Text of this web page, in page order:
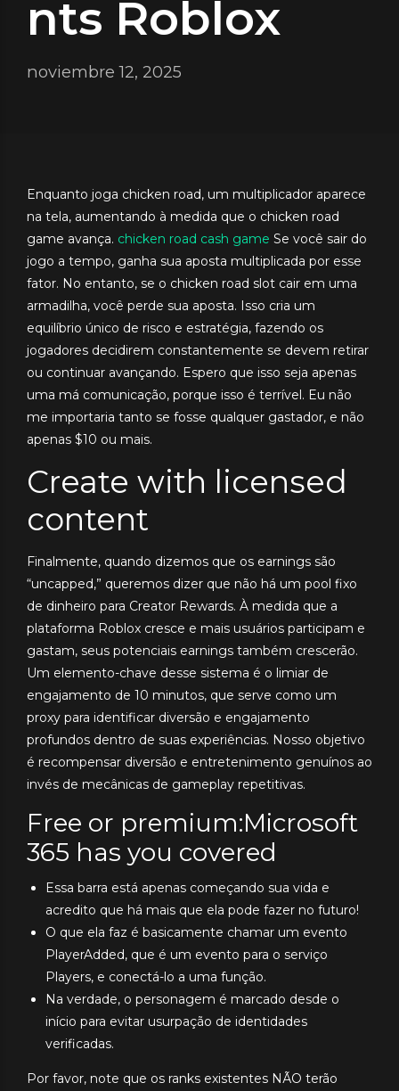
nts Roblox
noviembre 12, 2025
Enquanto joga chicken road, um multiplicador aparece
na tela, aumentando à medida que o chicken road
game avança. chicken road cash game Se você sair do
jogo a tempo, ganha sua aposta multiplicada por esse
fator. No entanto, se o chicken road slot cair em uma
armadilha, você perde sua aposta. Isso cria um
equilíbrio único de risco e estratégia, fazendo os
jogadores decidirem constantemente se devem retirar
ou continuar avançando. Espero que isso seja apenas
uma má comunicação, porque isso é terrível. Eu não
me importaria tanto se fosse qualquer gastador, e não
apenas $10 ou mais.
Create with licensed
content
Finalmente, quando dizemos que os earnings são
“uncapped,” queremos dizer que não há um pool fixo
de dinheiro para Creator Rewards. À medida que a
plataforma Roblox cresce e mais usuários participam e
gastam, seus potenciais earnings também crescerão.
Um elemento-chave desse sistema é o limiar de
engajamento de 10 minutos, que serve como um
proxy para identificar diversão e engajamento
profundos dentro de suas experiências. Nosso objetivo
é recompensar diversão e entretenimento genuínos ao
invés de mecânicas de gameplay repetitivas.
Free or premium:Microsoft
365 has you covered
Essa barra está apenas começando sua vida e
acredito que há mais que ela pode fazer no futuro!
O que ela faz é basicamente chamar um evento
PlayerAdded, que é um evento para o serviço
Players, e conectá-lo a uma função.
Na verdade, o personagem é marcado desde o
início para evitar usurpação de identidades
verificadas.
Por favor, note que os ranks existentes NÃO terão